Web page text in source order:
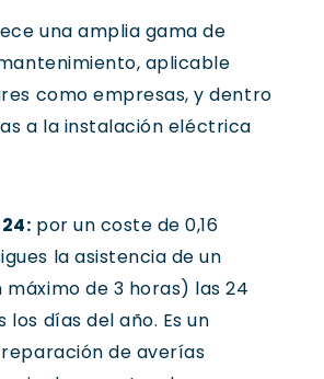
una amplia gama de
aplicable
como empresas, y dentro
a la instalación eléctrica
por un coste de 0,16
la asistencia de un
de 3 horas) las 24
los días del año. Es un
de averías